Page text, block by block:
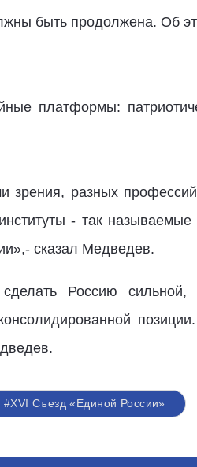
быть продолжена. Об
платформы:
разных
- так
сказал Медведев.
Россию сильной,
#XVI Съезд «Единой России»